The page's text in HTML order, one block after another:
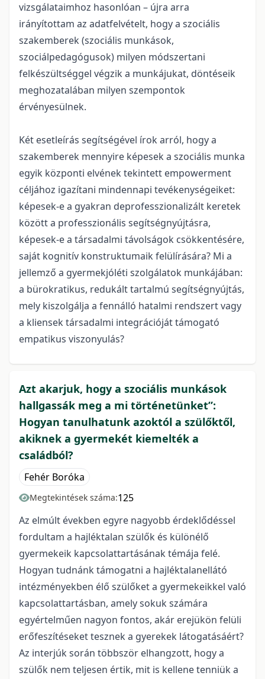
vizsgálataimhoz hasonlóan – újra arra
irányítottam az adatfelvételt, hogy a szociális
szakemberek (szociális munkások,
szociálpedagógusok) milyen módszertani
felkészültséggel végzik a munkájukat, döntéseik
meghozatalában milyen szempontok
érvényesülnek.
Két esetleírás segítségével írok arról, hogy a
szakemberek mennyire képesek a szociális munka
egyik központi elvének tekintett empowerment
céljához igazítani mindennapi tevékenységeiket:
képesek-e a gyakran deprofesszionalizált keretek
között a professzionális segítségnyújtásra,
képesek-e a társadalmi távolságok csökkentésére,
saját kognitív konstruktumaik felülírására? Mi a
jellemző a gyermekjóléti szolgálatok munkájában:
a bürokratikus, redukált tartalmú segítségnyújtás,
mely kiszolgálja a fennálló hatalmi rendszert vagy
a kliensek társadalmi integrációját támogató
empatikus viszonyulás?
Azt akarjuk, hogy a szociális munkások
hallgassák meg a mi történetünket”:
Hogyan tanulhatunk azoktól a szülőktől,
akiknek a gyermekét kiemelték a
családból?
Fehér Boróka
Megtekintések száma:125
Az elmúlt években egyre nagyobb érdeklődéssel
fordultam a hajléktalan szülők és különélő
gyermekeik kapcsolattartásának témája felé.
Hogyan tudnánk támogatni a hajléktalanellátó
intézményekben élő szülőket a gyermekeikkel való
kapcsolattartásban, amely sokuk számára
egyértelműen nagyon fontos, akár erejükön felüli
erőfeszítéseket tesznek a gyerekek látogatásáért?
Az interjúk során többször elhangzott, hogy a
szülők nem teljesen értik, mit is kellene tenniük a